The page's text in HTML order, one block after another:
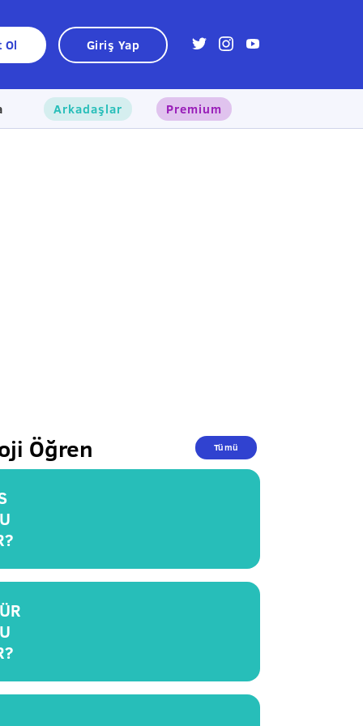
Ol Giriş Yap
Arkadaşlar Premium
Öğren Tümü